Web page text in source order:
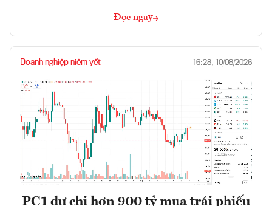
Đọc ngay
Doanh nghiệp niêm yết 16:28, 10/08/2026
PC1 dự chi hơn 900 tỷ mua trái phiếu